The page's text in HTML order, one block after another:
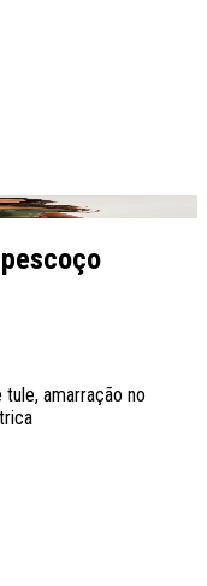
amarração no